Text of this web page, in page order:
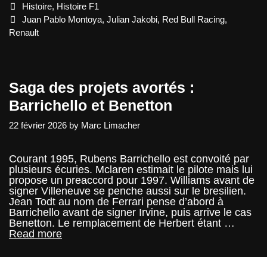
avortés
:
Categories
Histoire, Histoire F1
Tags
Juan Pablo Montoya,Julian Jakobi, Red Bull Racing,
Renault
Saga des projets avortés :
Barrichello et Benetton
22 février 2026 by Marc Limacher
Courant 1995, Rubens Barrichello est convoité par
plusieurs écuries. Mclaren estimait le pilote mais lui
propose un preaccord pour 1997. Williams avant de
signer Villeneuve se penche aussi sur le bresilien.
Jean Todt au nom de Ferrari pense d’abord à
Barrichello avant de signer Irvine, puis arrive le cas
Benetton. Le remplacement de Herbert étant …
Read moreSaga